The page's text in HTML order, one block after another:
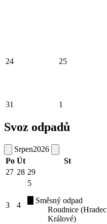
24 25
31 1
Svoz odpadů
Srpen2026
Po Út St
27 28 29
3 4
5
Směsný odpad
Roudnice (Hradec
Králové)